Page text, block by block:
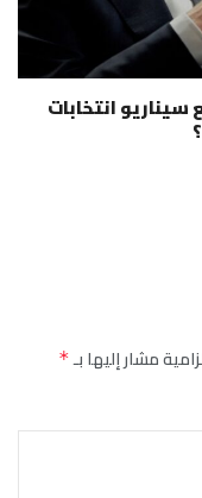
سيناريو انتخابات
مشار إليها بـ*